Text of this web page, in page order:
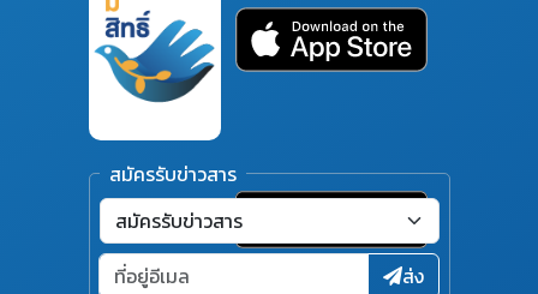
สมัครรับข่าวสาร
ส่ง